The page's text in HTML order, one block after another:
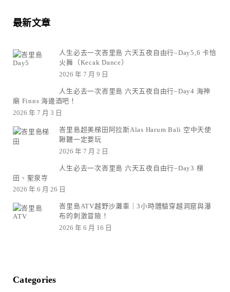
最新文章
人生必去一次峇里島 六天五夜自由行–Day5,6 卡恰
火舞（Kecak Dance）
2026 年 7 月 9 日
人生必去一次峇里島 六天五夜自由行–Day4 海神
廟 Finns 海邊酒吧！
2026 年 7 月 3 日
峇里島超美梯田阿拉斯Alas Harum Bali 空中天使
鞦韆一定要玩
2026 年 7 月 2 日
人生必去一次峇里島 六天五夜自由行–Day3 梯
田、聖泉寺
2026 年 6 月 26 日
峇里島ATV越野沙灘車｜3小時體驗穿越洞窟與瀑
布的刺激冒險！
2026 年 6 月 16 日
Categories